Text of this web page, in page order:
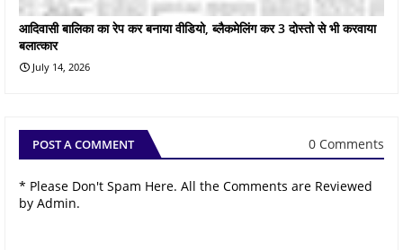
आदिवासी बालिका का रेप कर बनाया वीडियो, ब्लैकमेलिंग कर 3 दोस्तो से भी करवाया
बलात्कार
July 14, 2026
POST A COMMENT 0 Comments
* Please Don't Spam Here. All the Comments are Reviewed
by Admin.